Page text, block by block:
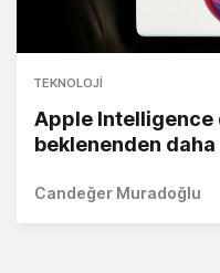
TEKNOLOJI
Apple Intelligence
beklenenden
Candeğer Muradoğlu